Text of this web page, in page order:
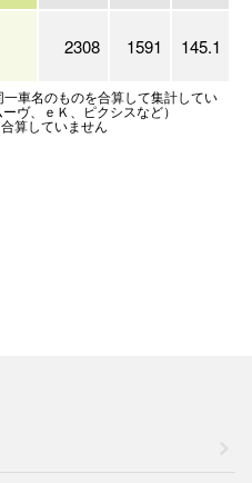
2308 1591 145.1
車名のものを合算して集計してい
ヴ、ｅＫ、ピクシスなど）
算していません